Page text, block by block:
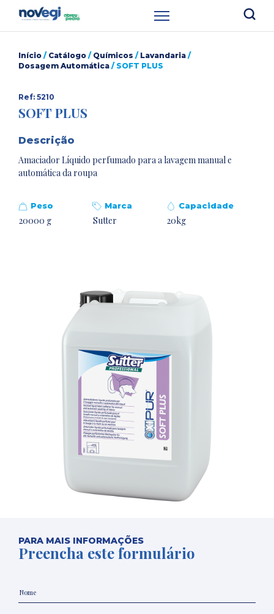
Início / Catálogo / Químicos / Lavandaria /
Dosagem Automática / SOFT PLUS
Ref: 5210
SOFT PLUS
Descrição
Amaciador Líquido perfumado para a lavagem manual e
automática da roupa
Peso
20000 g
Marca
Sutter
Capacidade
20kg
PARA MAIS INFORMAÇÕES
Preencha este formulário